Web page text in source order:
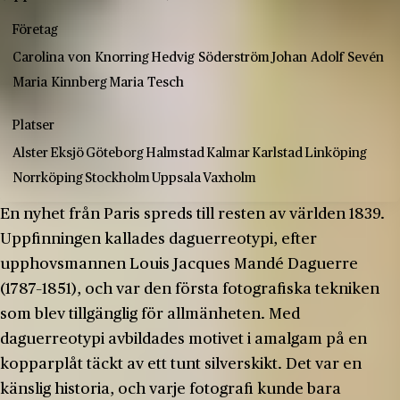
Företag
Carolina von Knorring Hedvig Söderström Johan Adolf Sevén
Maria Kinnberg Maria Tesch
Platser
Alster Eksjö Göteborg Halmstad Kalmar Karlstad Linköping
Norrköping Stockholm Uppsala Vaxholm
En nyhet från Paris spreds till resten av världen 1839.
Uppfinningen kallades daguerreotypi, efter
upphovsmannen Louis Jacques Mandé Daguerre
(1787–1851), och var den första fotografiska tekniken
som blev tillgänglig för allmänheten. Med
daguerreotypi avbildades motivet i amalgam på en
kopparplåt täckt av ett tunt silverskikt. Det var en
känslig historia, och varje fotografi kunde bara